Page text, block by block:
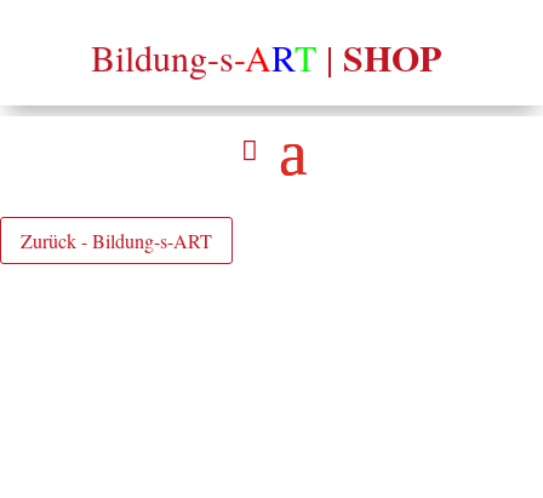
Bildung-s-ART| SHOP
Zurück - Bildung-s-ART